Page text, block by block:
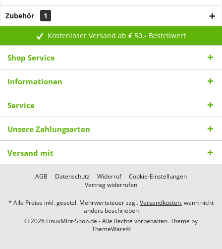
Zubehör 1
Kostenloser Versand ab € 50,- Bestellwert
Shop Service
Informationen
Service
Unsere Zahlungsarten
Versand mit
AGB Datenschutz Widerruf
Cookie-Einstellungen
Vertrag widerrufen
* Alle Preise inkl. gesetzl. Mehrwertsteuer zzgl.Versandkosten, wenn nicht
anders beschrieben
© 2026 LinuxMint-Shop.de - Alle Rechte vorbehalten. Theme by
ThemeWare®